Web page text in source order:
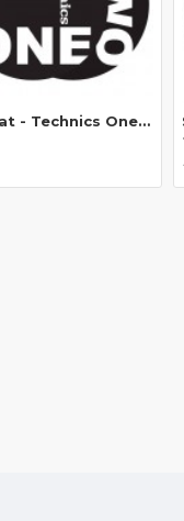
Slipmat - Technics One Two (pareja)